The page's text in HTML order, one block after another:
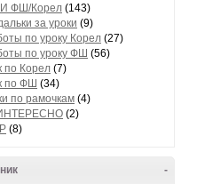
ФШ/Корел (143)
за уроки (9)
по уроку Корел (27)
по уроку ФШ (56)
по Корел (7)
по ФШ (34)
по рамочкам (4)
(2)
(8)
-